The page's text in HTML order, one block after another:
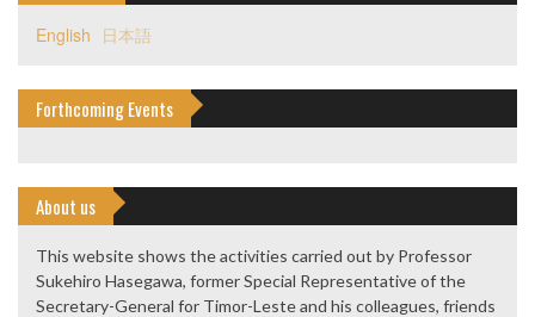
English 日本語
Forthcoming Events
About us
This website shows the activities carried out by Professor
Sukehiro Hasegawa, former Special Representative of the
Secretary-General for Timor-Leste and his colleagues, friends